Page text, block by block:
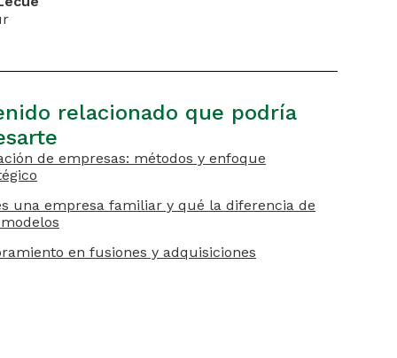
relacionado que podría
de empresas: métodos y enfoque
una empresa familiar y qué la diferencia de
en fusiones y adquisiciones